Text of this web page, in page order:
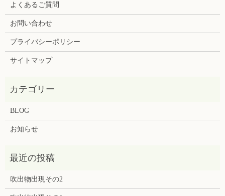
よくあるご質問
お問い合わせ
プライバシーポリシー
サイトマップ
BLOG
お知らせ
吹出物出現その2